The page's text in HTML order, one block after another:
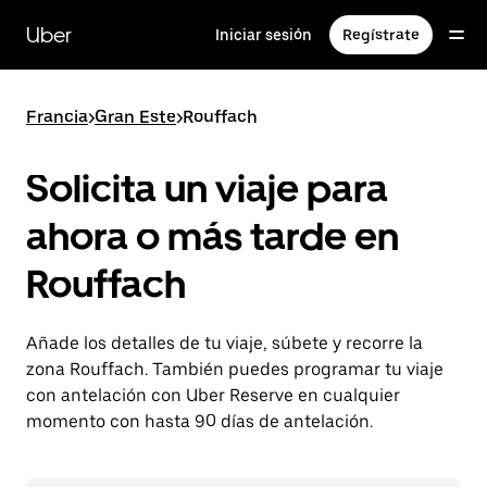
contenido
principal
Uber Iniciar sesión Regístrate
Francia>Gran Este>Rouffach
Solicita un viaje para
ahora o más tarde en
Rouffach
Añade los detalles de tu viaje, súbete y recorre la
zona Rouffach. También puedes programar tu viaje
con antelación con Uber Reserve en cualquier
momento con hasta 90 días de antelación.